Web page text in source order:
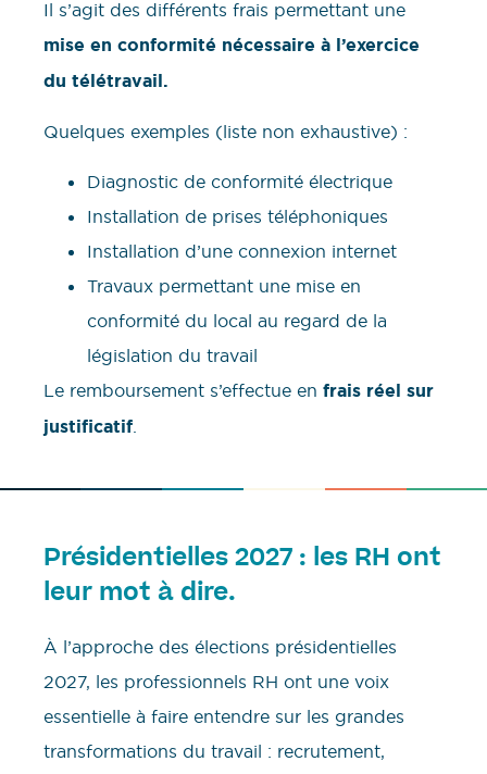
Il s’agit des différents frais permettant une
mise en conformité nécessaire à l’exercice
du télétravail.
Quelques exemples (liste non exhaustive) :
Diagnostic de conformité électrique
Installation de prises téléphoniques
Installation d’une connexion internet
Travaux permettant une mise en
conformité du local au regard de la
législation du travail
Le remboursement s’effectue en frais réel sur
justificatif.
Présidentielles 2027 : les RH ont
leur mot à dire.
À l’approche des élections présidentielles
2027, les professionnels RH ont une voix
essentielle à faire entendre sur les grandes
transformations du travail : recrutement,